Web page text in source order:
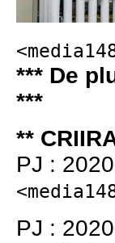
*** De
***
**
PJ :
PJ :